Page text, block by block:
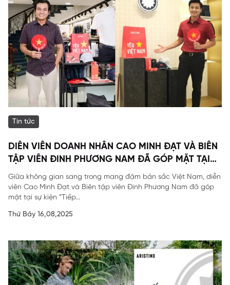
Tin tức
DIỄN VIÊN DOANH NHÂN CAO MINH ĐẠT VÀ BIÊN
TẬP VIÊN ĐINH PHƯƠNG NAM ĐÃ GÓP MẶT TẠI
SỰ KIỆN ĐẶC BIỆT CỦA ARISTINO.
Giữa không gian sang trong mang đậm bản sắc Việt Nam, diễn
viên Cao Minh Đạt và Biên tập viên Đinh Phương Nam đã góp
mặt tại sự kiện “Tiếp...
Thứ Bảy 16,08,2025